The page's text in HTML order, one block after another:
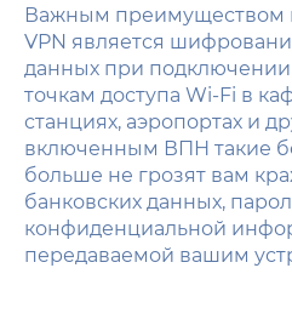
Важным преимуществом
VPN является
данных при
точкам доступа Wi-Fi в
станциях, аэропортах и
включенным ВПН такие
больше не грозят вам
банковских данных,
конфиденциальной
передаваемой вашим